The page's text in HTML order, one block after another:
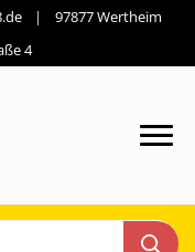
97877 Wertheim
4